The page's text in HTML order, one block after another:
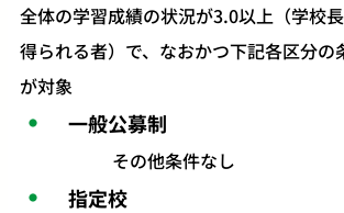
全体の学習成績の状況が3.0以上（学校
得られる者）で、なおかつ下記各区分の
が対象
一般公募制
その他条件なし
指定校